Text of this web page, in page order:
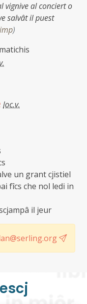
vignive al conciert o
salvât il puest
)
loc.v.
un grant cjistiel
fîcs che nol ledi in
il jeur